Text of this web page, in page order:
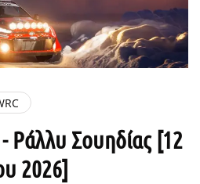
Ράλλυ Σουηδίας [12
2026]